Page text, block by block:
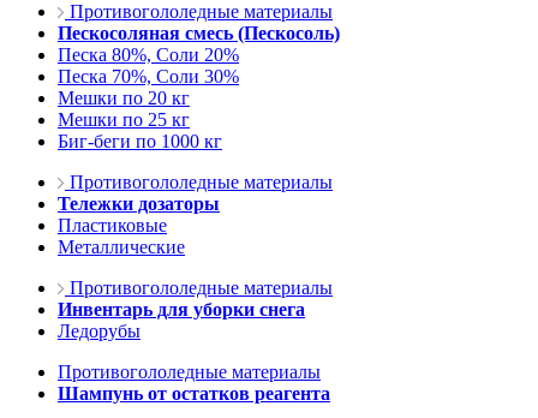
Противогололедные материалы
Пескосоляная смесь (Пескосоль)
Песка 80%, Соли 20%
Песка 70%, Соли 30%
Мешки по 20 кг
Мешки по 25 кг
Биг-беги по 1000 кг
Противогололедные материалы
Тележки дозаторы
Пластиковые
Металлические
Противогололедные материалы
Инвентарь для уборки снега
Ледорубы
Противогололедные материалы
Шампунь от остатков реагента